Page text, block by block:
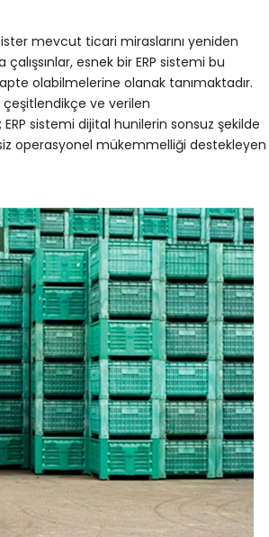
mevcut ticari miraslarını yeniden
esnek bir ERP sistemi bu
olabilmelerine olanak tanımaktadır.
ve verilen
sistemi dijital hunilerin sonsuz şekilde
operasyonel mükemmelliği destekleyen